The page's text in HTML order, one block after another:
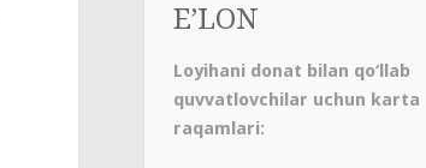
E’LON
Loyihani donat bilan qo‘llab
quvvatlovchilar uchun karta
raqamlari: